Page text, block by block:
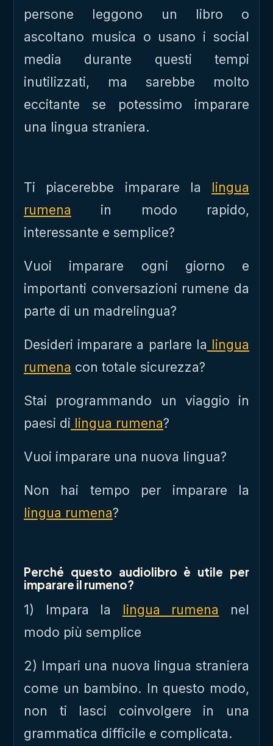
persone leggono un libro o
ascoltano musica o usano i social
media durante questi tempi
inutilizzati, ma sarebbe molto
eccitante se potessimo imparare
una lingua straniera.
Ti piacerebbe imparare la lingua
rumena in modo rapido,
interessante e semplice?
Vuoi imparare ogni giorno e
importanti conversazioni rumene da
parte di un madrelingua?
Desideri imparare a parlare la lingua
rumena con totale sicurezza?
Stai programmando un viaggio in
paesi di lingua rumena?
Vuoi imparare una nuova lingua?
Non hai tempo per imparare la
lingua rumena?
Perché questo audiolibro è utile per
imparare il rumeno?
1) Impara la lingua rumena nel
modo più semplice
2) Impari una nuova lingua straniera
come un bambino. In questo modo,
non ti lasci coinvolgere in una
grammatica difficile e complicata.